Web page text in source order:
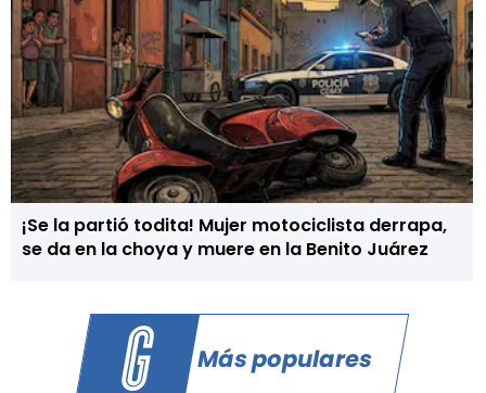
¡Se la partió todita! Mujer motociclista derrapa,
se da en la choya y muere en la Benito Juárez
Más populares